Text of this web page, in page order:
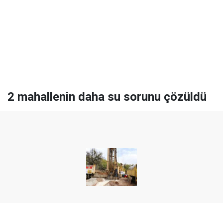
2 mahallenin daha su sorunu çözüldü